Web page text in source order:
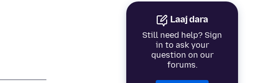
Laaj dara
Still need help? Sign
in to ask your
question on our
forums.